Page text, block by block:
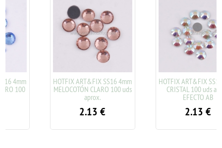
HOTFIX ART&FIX SS16 4mm
MELOCOTÓN CLARO 100 uds
HOTFIX ART&FIX SS16 4mm
CRISTAL 100 uds aprox.
EFECTO AB